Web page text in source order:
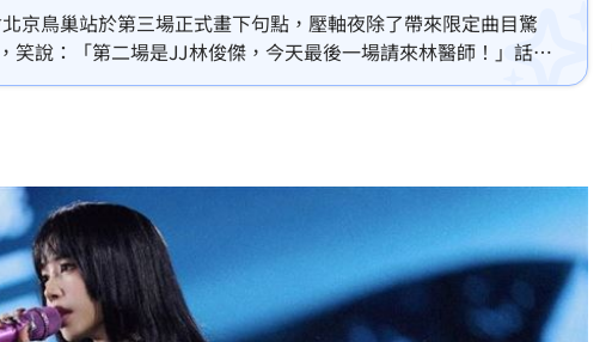
11:31
京鳥巢站於第三場正式畫下句點，壓軸夜除了帶來限定曲目驚
說：「第二場是JJ林俊傑，今天最後一場請來林醫師！」話音
人嘉賓現身，卻讓全場5萬多名歌迷瞬間陷入瘋狂，成為當晚最